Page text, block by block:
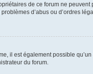
de ce forum ne peuvent
d’abus ou d’ordres
il est également possible
du forum.